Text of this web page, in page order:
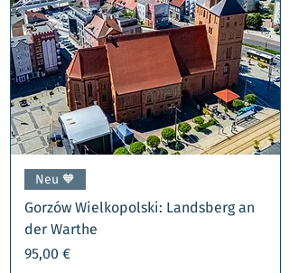
Neu 🧡
Gorzów Wielkopolski: Landsberg an
der Warthe
Preis
95,00 €